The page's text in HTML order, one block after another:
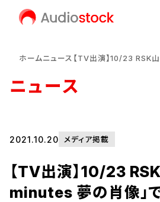
ホームニュース
ニュース
2021.10.20 メディア掲載
【TV出演】10/23
minutes 夢の肖像」